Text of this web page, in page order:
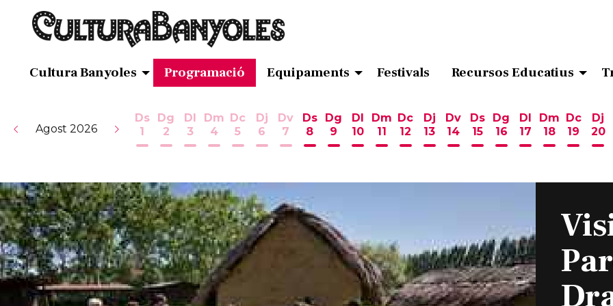
Cultura Banyoles Programació Equipaments Festivals Recursos Educatius
Agost 2026
Ds
1
Dissabte 1 d'agost
Dg
2
Diumenge 2 d'agost
Dl
3
Dilluns 3 d'agost
Dm
4
Dimarts 4 d'agost
Dc
5
Dimecres 5 d'agost
Dj
6
Dijous 6 d'agost
Dv
7
Divendres 7 d'agost
Ds
8
Dissabte 8 d'agost
Dg
9
Diumenge 9 d'agost
Dl
10
Dilluns 10 d'agost
Dm
11
Dimarts 11 d'agost
Dc
12
Dimecres 12 d'agost
Dj
13
Dijous 13 d'agost
Dv
14
Divendres 14 d'agost
Ds
15
Dissabte 15 d'agost
Dg
16
Diumenge 16
Dl
17
Dilluns 17
Dm
18
Dimarts 18
Dc
19
Dj
20